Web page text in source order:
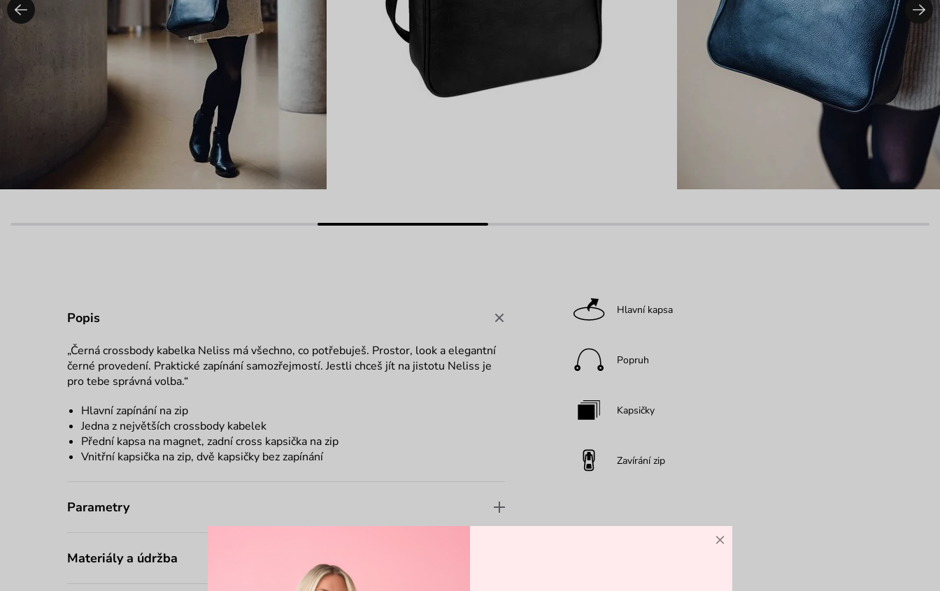
Popis
„Černá crossbody kabelka Neliss má všechno, co potřebuješ. Prostor, look a elegantní
černé provedení. Praktické zapínání samozřejmostí. Jestli chceš jít na jistotu Neliss je
pro tebe správná volba.“
Hlavní zapínání na zip
Jedna z největších crossbody kabelek
Přední kapsa na magnet, zadní cross kapsička na zip
Vnitřní kapsička na zip, dvě kapsičky bez zapínání
Parametry
Materiály a údržba
Hlavní kapsa
Popruh
Kapsičky
Zavírání zip
×